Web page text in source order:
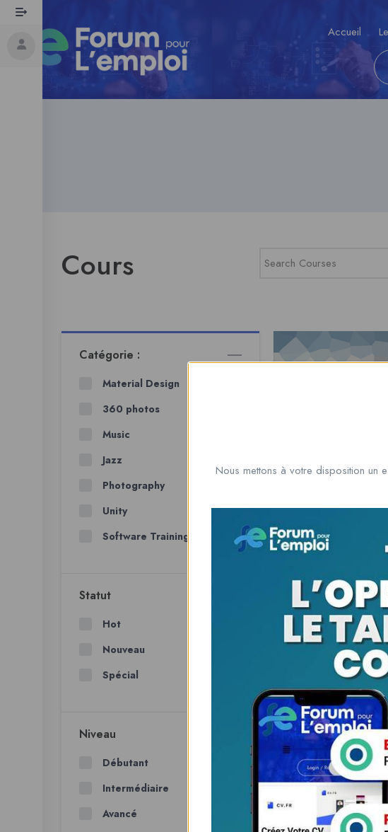
Accueil
Cours
Catégorie :
Material Design
360 photos
Music
Jazz
Photography
Unity
Software Training
Statut
Hot
Nouveau
Spécial
Niveau
Débutant
Intermédiaire
Avancé
Find Music
your Soul
Music
Avancé
7 Conférences
10 hours
Nous mettons à votre disposition un